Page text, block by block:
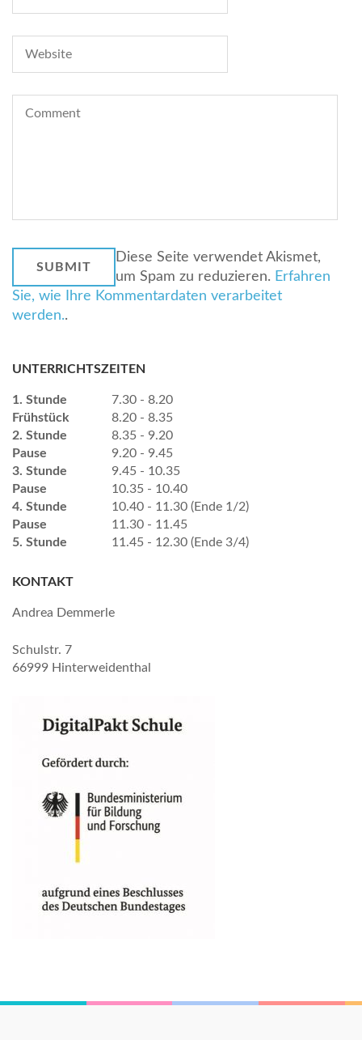
Diese Seite verwendet Akismet,
um Spam zu reduzieren. Erfahren
Sie, wie Ihre Kommentardaten verarbeitet
werden..
UNTERRICHTSZEITEN
1. Stunde
7.30 - 8.20
Frühstück
8.20 - 8.35
2. Stunde
8.35 - 9.20
Pause
9.20 - 9.45
3. Stunde
9.45 - 10.35
Pause
10.35 - 10.40
4. Stunde
10.40 - 11.30 (Ende 1/2)
Pause
11.30 - 11.45
5. Stunde
11.45 - 12.30 (Ende 3/4)
KONTAKT
Andrea Demmerle
Schulstr. 7
66999 Hinterweidenthal